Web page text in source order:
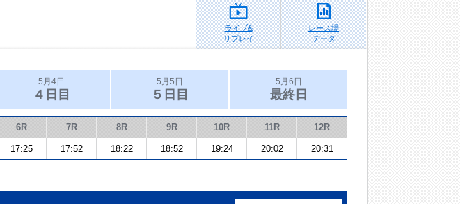
ライブ&
リプレイ
レース場
データ
5月4日
４日目
5月5日
５日目
5月6日
最終日
6R 7R 8R 9R 10R 11R 12R
17:25 17:52 18:22 18:52 19:24 20:02 20:31